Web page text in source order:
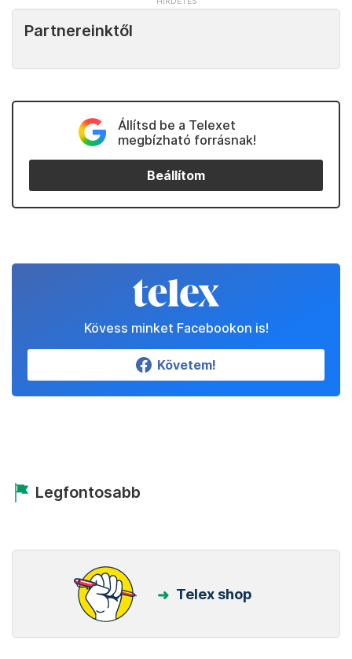
Partnereinktől
Állítsd be a Telexet
megbízható forrásnak!
Beállítom
Kövess minket Facebookon is!
Követem!
Legfontosabb
Telex shop